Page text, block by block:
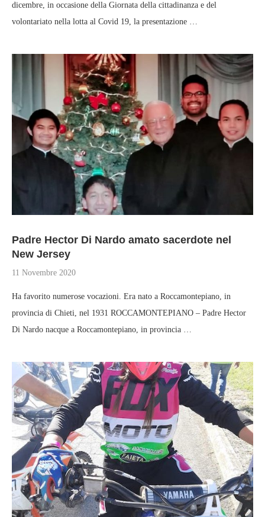
dicembre, in occasione della Giornata della cittadinanza e del
volontariato nella lotta al Covid 19, la presentazione …
Padre Hector Di Nardo amato sacerdote nel
New Jersey
11 Novembre 2020
Ha favorito numerose vocazioni. Era nato a Roccamontepiano, in
provincia di Chieti, nel 1931 ROCCAMONTEPIANO – Padre Hector
Di Nardo nacque a Roccamontepiano, in provincia …